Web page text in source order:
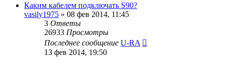
Каким кабелем подключать S90?
vasily1975 » 08 фев 2014, 11:45
3 Ответы
26933 Просмотры
Последнее сообщение U-RA
13 фев 2014, 19:50